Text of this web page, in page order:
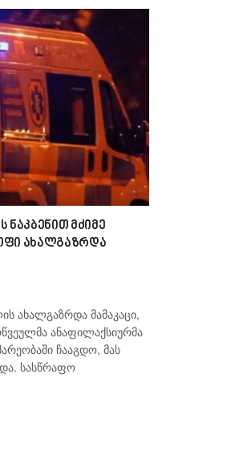
ნაკბენით მძიმე
ახალგაზრდა
ახალგაზრდა მამაკაცი,
ანაფილაქსიურმა
ჩააგდო, მას
სასწრაფო